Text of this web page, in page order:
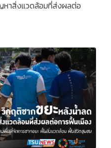
าสิ่งแวดล้อมที่ส่งผลต่อ